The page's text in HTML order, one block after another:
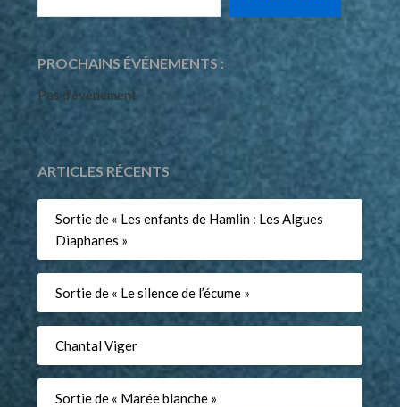
PROCHAINS ÉVÉNEMENTS :
Pas d'événement
ARTICLES RÉCENTS
Sortie de « Les enfants de Hamlin : Les Algues
Diaphanes »
Sortie de « Le silence de l’écume »
Chantal Viger
Sortie de « Marée blanche »